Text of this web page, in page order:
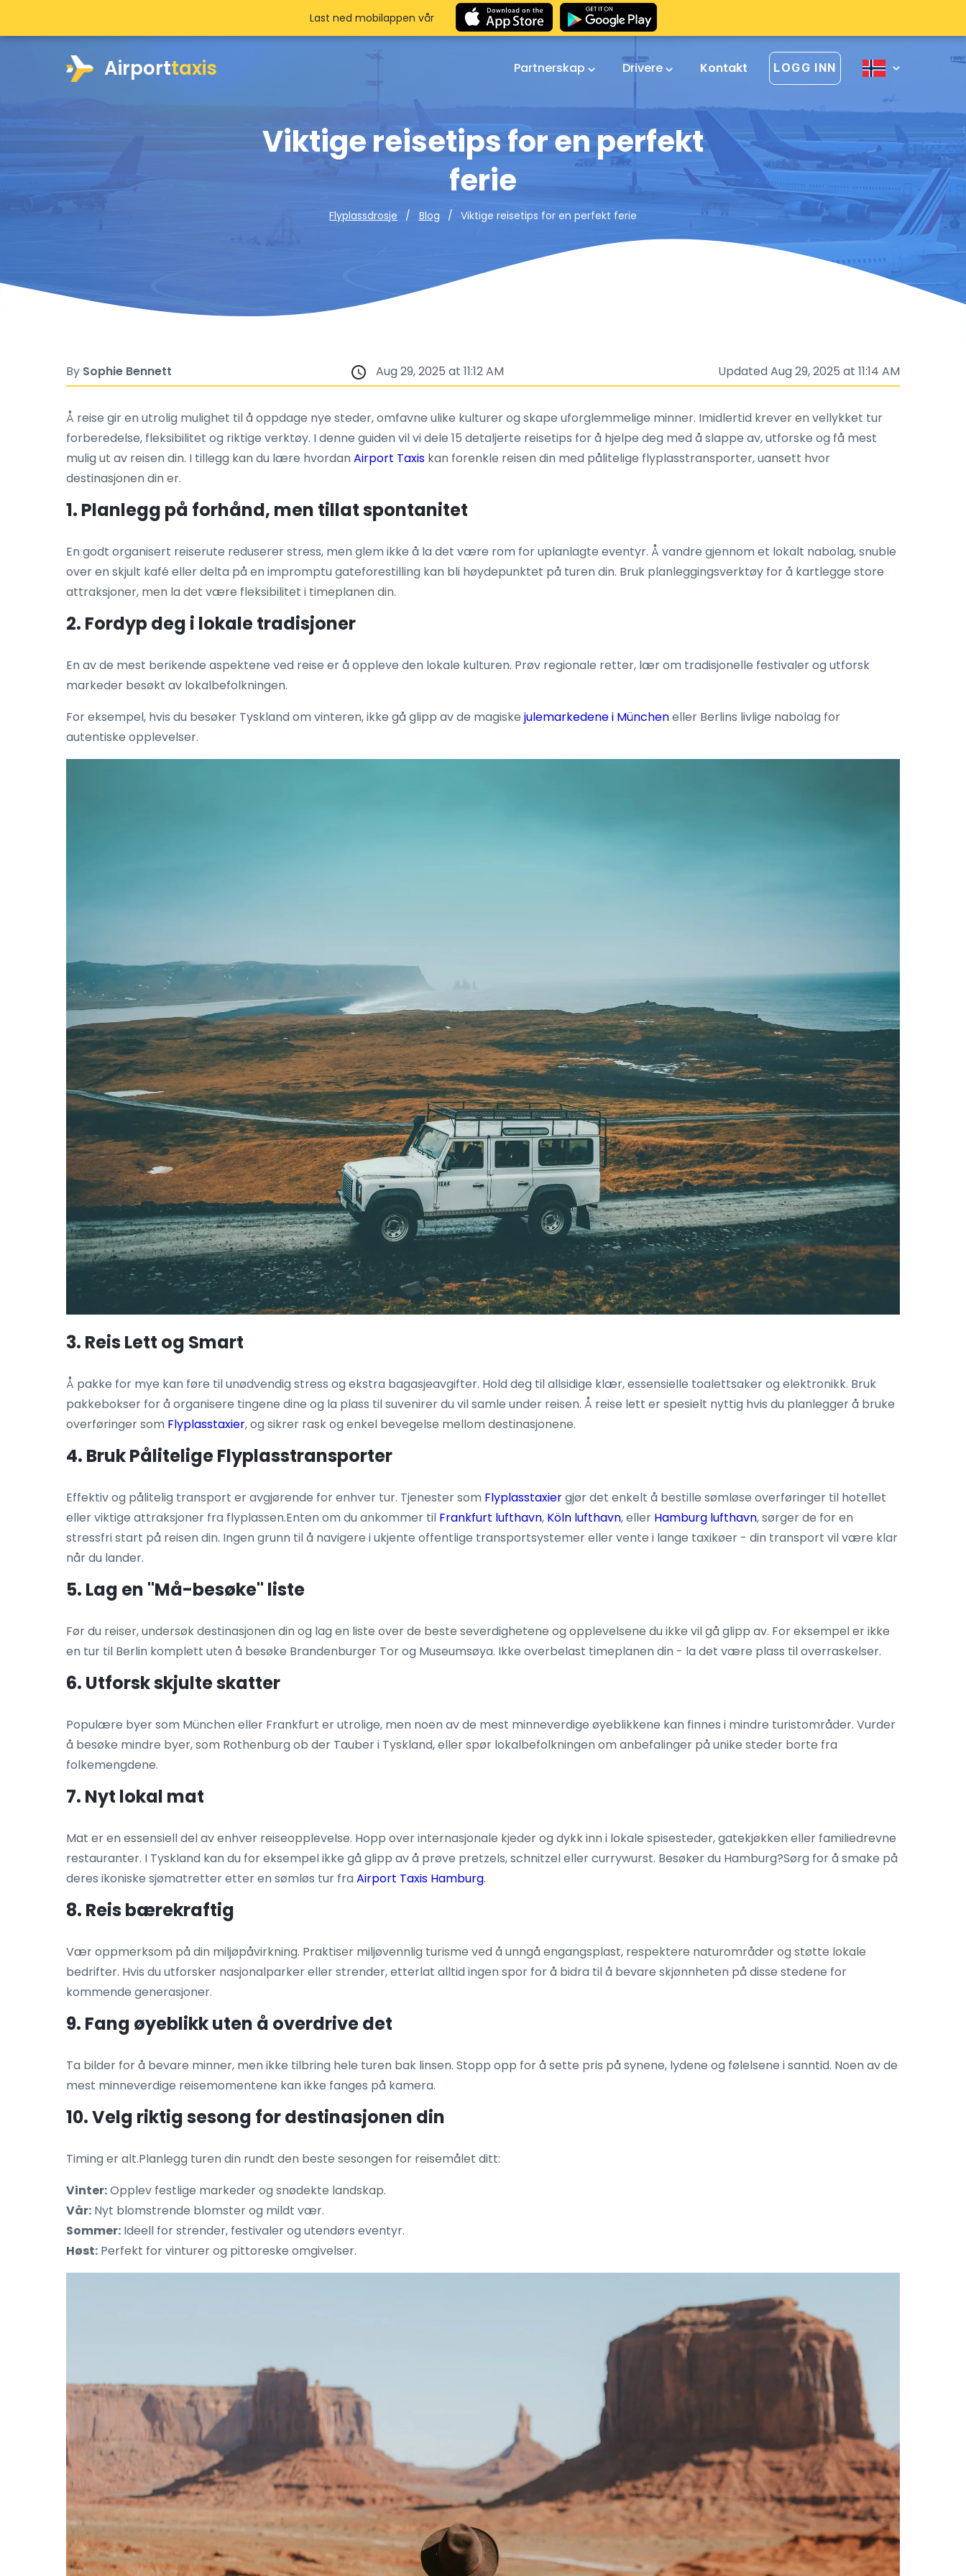
Airporttaxis Partnerskap Drivere Kontakt LOGG INN
Viktige reisetips for en perfekt
ferie
Flyplassdrosje Blog Viktige reisetips for en perfekt ferie
Last ned mobilappen vår
By Sophie Bennett Aug 29, 2025 at 11:12 AM Updated Aug 29, 2025 at 11:14 AM
Å reise gir en utrolig mulighet til å oppdage nye steder, omfavne ulike kulturer og skape uforglemmelige minner. Imidlertid krever en vellykket tur
forberedelse, fleksibilitet og riktige verktøy. I denne guiden vil vi dele 15 detaljerte reisetips for å hjelpe deg med å slappe av, utforske og få mest
mulig ut av reisen din. I tillegg kan du lære hvordanAirport Taxis kan forenkle reisen din med pålitelige flyplasstransporter, uansett hvor
destinasjonen din er.
1. Planlegg på forhånd, men tillat spontanitet
En godt organisert reiserute reduserer stress, men glem ikke å la det være rom for uplanlagte eventyr. Å vandre gjennom et lokalt nabolag, snuble
over en skjult kafé eller delta på en impromptu gateforestilling kan bli høydepunktet på turen din. Bruk planleggingsverktøy for å kartlegge store
attraksjoner, men la det være fleksibilitet i timeplanen din.
2. Fordyp deg i lokale tradisjoner
En av de mest berikende aspektene ved reise er å oppleve den lokale kulturen. Prøv regionale retter, lær om tradisjonelle festivaler og utforsk
markeder besøkt av lokalbefolkningen.
For eksempel, hvis du besøker Tyskland om vinteren, ikke gå glipp av de magiske julemarkedene i Müncheneller Berlins livlige nabolag for
autentiske opplevelser.
3. Reis Lett og Smart
Å pakke for mye kan føre til unødvendig stress og ekstra bagasjeavgifter. Hold deg til allsidige klær, essensielle toalettsaker og elektronikk. Bruk
pakkebokser for å organisere tingene dine og la plass til suvenirer du vil samle under reisen. Å reise lett er spesielt nyttig hvis du planlegger å bruke
overføringer som Flyplasstaxier, og sikrer rask og enkel bevegelse mellom destinasjonene.
4. Bruk Pålitelige Flyplasstransporter
Effektiv og pålitelig transport er avgjørende for enhver tur. Tjenester som Flyplasstaxiergjør det enkelt å bestille sømløse overføringer til hotellet
eller viktige attraksjoner fra flyplassen.Enten om du ankommer til Frankfurt lufthavn, Köln lufthavn, eller Hamburg lufthavn, sørger de for en
stressfri start på reisen din. Ingen grunn til å navigere i ukjente offentlige transportsystemer eller vente i lange taxikøer - din transport vil være klar
når du lander.
5. Lag en "Må-besøke" liste
Før du reiser, undersøk destinasjonen din og lag en liste over de beste severdighetene og opplevelsene du ikke vil gå glipp av. For eksempel er ikke
en tur til Berlin komplett uten å besøke Brandenburger Tor og Museumsøya. Ikke overbelast timeplanen din - la det være plass til overraskelser.
6. Utforsk skjulte skatter
Populære byer som München eller Frankfurt er utrolige, men noen av de mest minneverdige øyeblikkene kan finnes i mindre turistområder. Vurder
å besøke mindre byer, som Rothenburg ob der Tauber i Tyskland, eller spør lokalbefolkningen om anbefalinger på unike steder borte fra
folkemengdene.
7. Nyt lokal mat
Mat er en essensiell del av enhver reiseopplevelse. Hopp over internasjonale kjeder og dykk inn i lokale spisesteder, gatekjøkken eller familiedrevne
restauranter. I Tyskland kan du for eksempel ikke gå glipp av å prøve pretzels, schnitzel eller currywurst. Besøker du Hamburg?Sørg for å smake på
deres ikoniske sjømatretter etter en sømløs tur fraAirport Taxis Hamburg.
8. Reis bærekraftig
Vær oppmerksom på din miljøpåvirkning. Praktiser miljøvennlig turisme ved å unngå engangsplast, respektere naturområder og støtte lokale
bedrifter. Hvis du utforsker nasjonalparker eller strender, etterlat alltid ingen spor for å bidra til å bevare skjønnheten på disse stedene for
kommende generasjoner.
9. Fang øyeblikk uten å overdrive det
Ta bilder for å bevare minner, men ikke tilbring hele turen bak linsen. Stopp opp for å sette pris på synene, lydene og følelsene i sanntid. Noen av de
mest minneverdige reisemomentene kan ikke fanges på kamera.
10. Velg riktig sesong for destinasjonen din
Timing er alt.Planlegg turen din rundt den beste sesongen for reisemålet ditt:
Vinter:Opplev festlige markeder og snødekte landskap.
Vår: Nyt blomstrende blomster og mildt vær.
Sommer: Ideell for strender, festivaler og utendørs eventyr.
Høst: Perfekt for vinturer og pittoreske omgivelser.